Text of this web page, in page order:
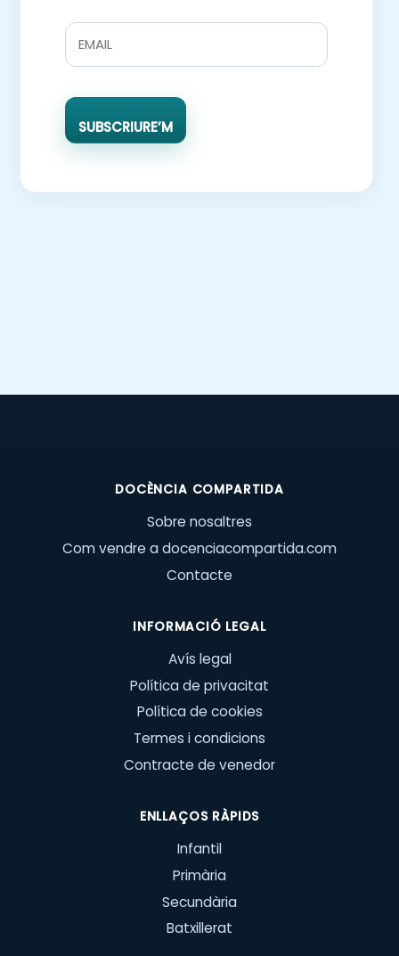
SUBSCRIURE’M
DOCÈNCIA COMPARTIDA
Sobre nosaltres
Com vendre a docenciacompartida.com
Contacte
INFORMACIÓ LEGAL
Avís legal
Política de privacitat
Política de cookies
Termes i condicions
Contracte de venedor
ENLLAÇOS RÀPIDS
Infantil
Primària
Secundària
Batxillerat